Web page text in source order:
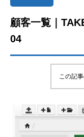
顧客一覧｜
04
この記